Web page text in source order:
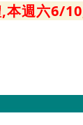
本週六6/